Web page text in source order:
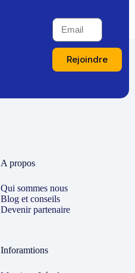
Rejoindre
A propos
Qui sommes nous
Blog et conseils
Devenir partenaire
Inforamtions